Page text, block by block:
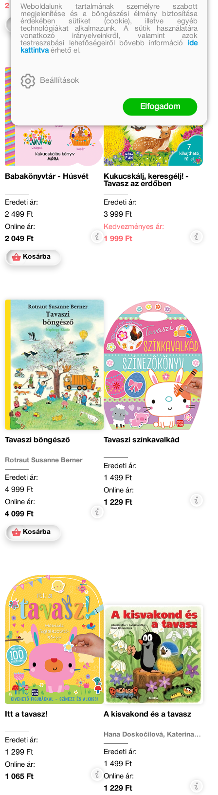
2 449 Ft
Kosárba
2 049 Ft
Babakönyvtár - Húsvét
Eredeti ár:
2 499 Ft
Online ár:
2 049 Ft
Kosárba
Kukucskálj, keresgélj! -
Tavasz az erdőben
Eredeti ár:
3 999 Ft
Kedvezményes ár:
1 999 Ft
Tavaszi böngésző
Rotraut Susanne Berner
Eredeti ár:
4 999 Ft
Online ár:
4 099 Ft
Kosárba
Tavaszi színkavalkád
Eredeti ár:
1 499 Ft
Online ár:
1 229 Ft
Itt a tavasz!
Eredeti ár:
1 299 Ft
Online ár:
1 065 Ft
A kisvakond és a tavasz
Hana Doskočilová, Katerina
Eredeti ár:
1 499 Ft
Online ár:
1 229 Ft
Weboldalunk tartalmának személyre szabott
megjelenítése és a böngészési élmény biztosítása
érdekében sütiket (cookie), illetve egyéb
technológiákat alkalmazunk. A sütik használatára
vonatkozó irányelveinkről, valamint azok
testreszabási lehetőségeiről bővebb információ
ide
kattintvaérhető el.
Beállítások
Elfogadom